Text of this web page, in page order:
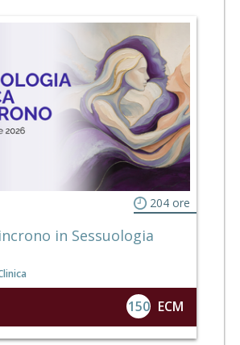
204 ore
in Sessuologia
150 ECM